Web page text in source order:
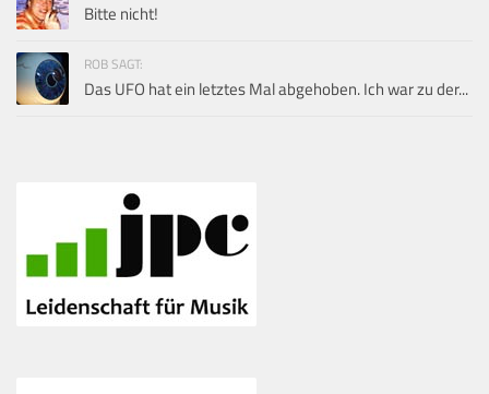
Bitte nicht!
ROB SAGT:
Das UFO hat ein letztes Mal abgehoben. Ich war zu der...